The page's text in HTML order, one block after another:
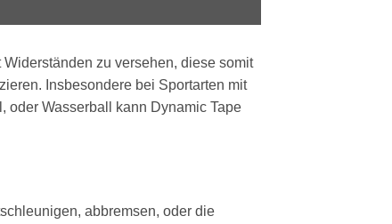
zu versehen, diese somit
Insbesondere bei Sportarten mit
Wasserball kann Dynamic Tape
abbremsen, oder die